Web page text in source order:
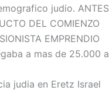
judio. ANTES
DEL COMIENZO
EMPRENDIO
a mas de 25.000 a
judia en Eretz Israel